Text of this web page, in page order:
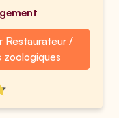
Restaurateur /
zoologiques